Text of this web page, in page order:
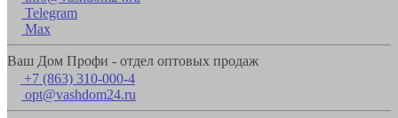
Telegram
Max
Ваш Дом Профи - отдел оптовых продаж
+7 (863) 310-000-4
opt@vashdom24.ru